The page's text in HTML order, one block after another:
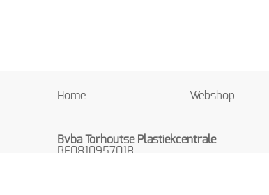
Home Webshop
Bvba Torhoutse Plastiekcentrale
BE0810957018